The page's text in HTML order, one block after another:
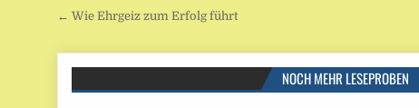
Beitragsnavigation
← Wie Ehrgeiz zum Erfolg führt
NOCH MEHR LESEPROBEN